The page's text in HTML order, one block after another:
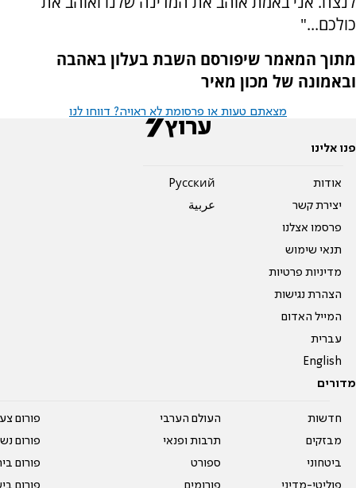
כולכם..."
מתוך המאמר שיפורסם השבת בעלון באהבה
ובאמונה של מכון מאיר
מצאתם טעות או פרסומת לא ראויה? דווחו לנו
פנו אלינו
אודות
יצירת קשר
פרסמו אצלנו
תנאי שימוש
מדיניות פרטיות
הצהרת נגישות
המייל האדום
עברית
English
Pусский
عربية
מדורים
חדשות
מבזקים
ביטחוני
פוליטי-מדיני
העולם הערבי
תרבות ופנאי
ספורט
פורומים
פורום
פורום
פורום
פורום